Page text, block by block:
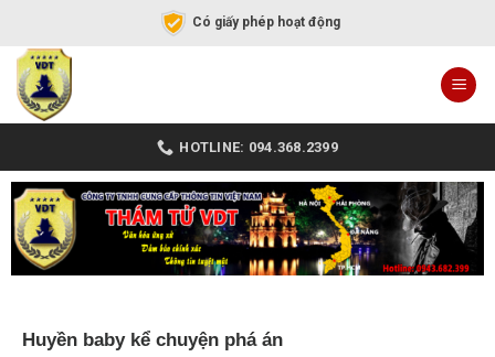
Có giấy phép hoạt động
HOTLINE: 094.368.2399
Huyền baby kể chuyện phá án